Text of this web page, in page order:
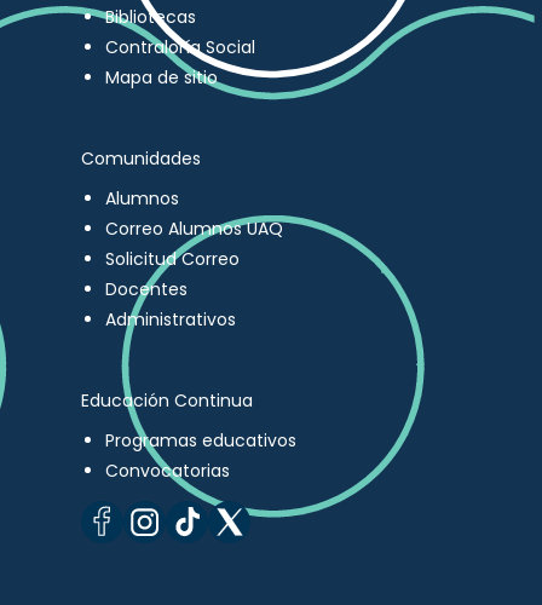
Bibliotecas
Contraloría Social
Mapa de sitio
Comunidades
Alumnos
Correo Alumnos UAQ
Solicitud Correo
Docentes
Administrativos
Educación Continua
Programas educativos
Convocatorias